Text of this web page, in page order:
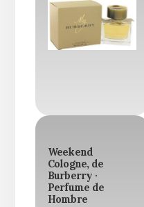
Weekend
Cologne, de
Burberry ·
Perfume de
Hombre